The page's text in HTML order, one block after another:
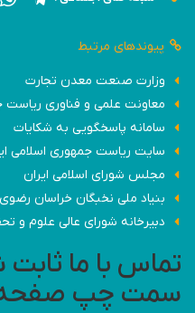
پیوندهای مرتبط
وزارت صنعت معدن تجارت
معاونت علمی و فناوری ریاست
سامانه پاسخگویی به شکایات
سایت ریاست جمهوری اسلامی
مجلس شورای اسلامی ایران
بنیاد ملی نخبگان خراسان رضوی
دبیرخانه شورای عالی علوم و
تماس با ما
سمت چپ